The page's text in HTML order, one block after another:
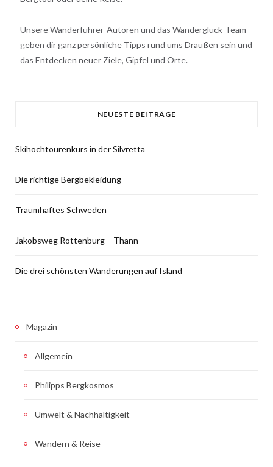
Unsere Wanderführer-Autoren und das Wanderglück-Team
geben dir ganz persönliche Tipps rund ums Draußen sein und
das Entdecken neuer Ziele, Gipfel und Orte.
NEUESTE BEITRÄGE
Skihochtourenkurs in der Silvretta
Die richtige Bergbekleidung
Traumhaftes Schweden
Jakobsweg Rottenburg – Thann
Die drei schönsten Wanderungen auf Island
Magazin
Allgemein
Philipps Bergkosmos
Umwelt & Nachhaltigkeit
Wandern & Reise